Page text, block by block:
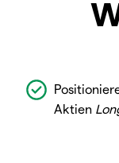
Aktien